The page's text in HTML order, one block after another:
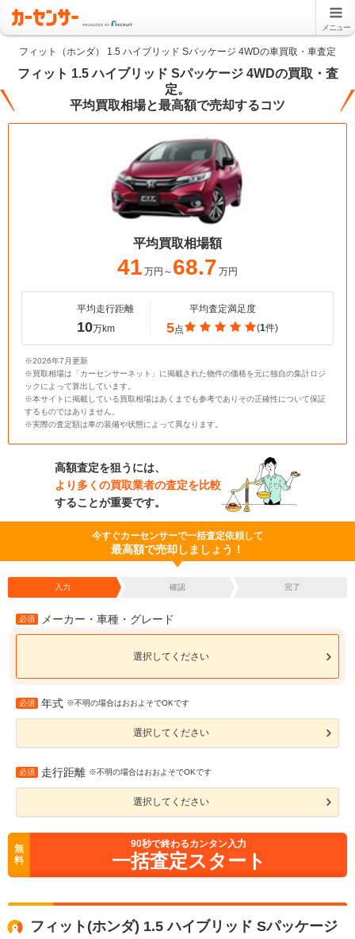
メニュー
フィット（ホンダ） 1.5 ハイブリッド Sパッケージ 4WDの車買取・車査定
フィット 1.5 ハイブリッド Sパッケージ 4WDの買取・査
定。
平均買取相場と最高額で売却するコツ
平均買取相場額
41 万円～ 68.7 万円
平均走行距離
10万km
平均査定満足度
5点 (1件)
※2026年7月更新
※買取相場は「カーセンサーネット」に掲載された物件の価格を元に独自の集計ロジ
ックによって算出しています。
※本サイトに掲載している買取相場はあくまでも参考でありその正確性について保証
するものではありません。
※実際の査定額は車の装備や状態によって異なります。
高額査定を狙うには、
より多くの買取業者の査定を比較
することが重要です。
今すぐカーセンサーで一括査定依頼して
最高額で売却しましょう！
入力 確認 完了
必須 メーカー・車種・グレード
選択してください
必須 年式 ※不明の場合はおおよそでOKです
選択してください
必須 走行距離 ※不明の場合はおおよそでOKです
選択してください
無
料
90秒で終わるカンタン入力
一括査定スタート
フィット(ホンダ) 1.5 ハイブリッド Sパッケージ